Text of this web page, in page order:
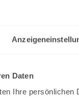
Daten
Ihre persönlichen